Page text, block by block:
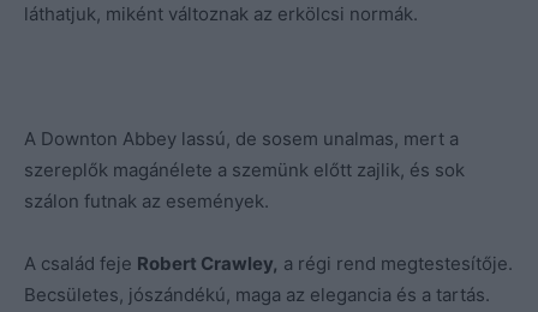
láthatjuk, miként változnak az erkölcsi normák.
A Downton Abbey lassú, de sosem unalmas, mert a
szereplők magánélete a szemünk előtt zajlik, és sok
szálon futnak az események.
A család feje Robert Crawley, a régi rend megtestesítője.
Becsületes, jószándékú, maga az elegancia és a tartás.